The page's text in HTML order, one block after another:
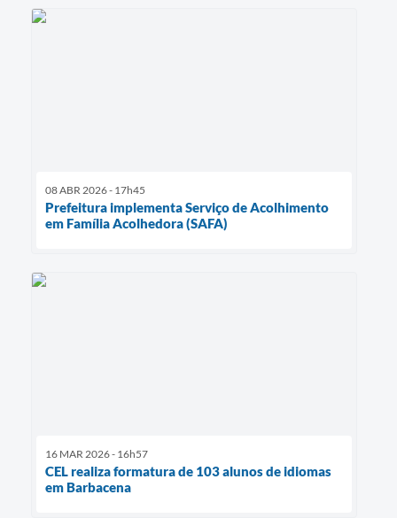
08 ABR 2026 - 17h45
Prefeitura implementa Serviço de Acolhimento
em Família Acolhedora (SAFA)
16 MAR 2026 - 16h57
CEL realiza formatura de 103 alunos de idiomas
em Barbacena